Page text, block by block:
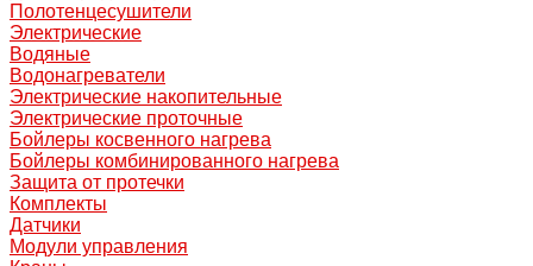
Полотенцесушители
Электрические
Водяные
Водонагреватели
Электрические накопительные
Электрические проточные
Бойлеры косвенного нагрева
Бойлеры комбинированного нагрева
Защита от протечки
Комплекты
Датчики
Модули управления